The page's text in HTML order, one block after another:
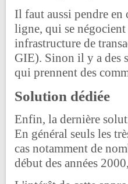
Il faut aussi pendre en
ligne, qui se négocient
infrastructure de
GIE). Sinon il y a des
qui prennent des
Solution dédiée
Enfin, la dernière
En général seuls les
cas notamment de
début des années